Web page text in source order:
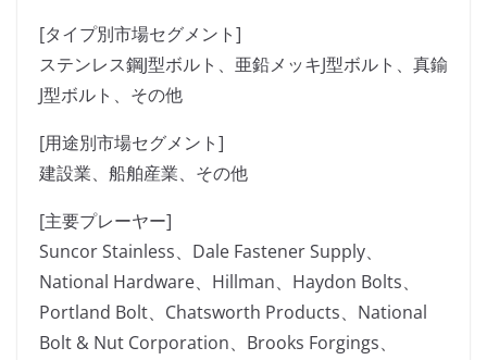
[タイプ別市場セグメント]
ステンレス鋼J型ボルト、亜鉛メッキJ型ボルト、真鍮
J型ボルト、その他
[用途別市場セグメント]
建設業、船舶産業、その他
[主要プレーヤー]
Suncor Stainless、Dale Fastener Supply、
National Hardware、Hillman、Haydon Bolts、
Portland Bolt、Chatsworth Products、National
Bolt & Nut Corporation、Brooks Forgings、